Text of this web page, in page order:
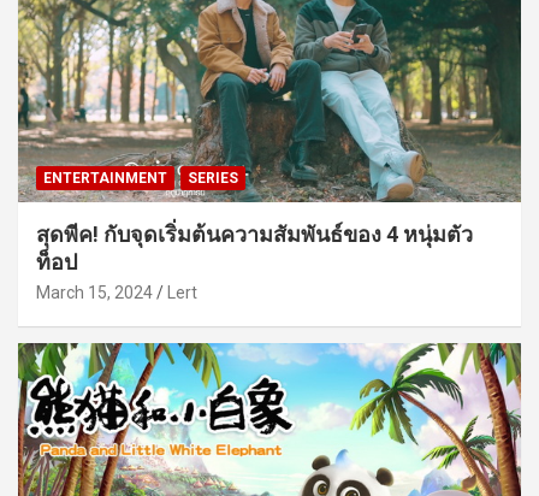
ENTERTAINMENT SERIES
สุดพีค! กับจุดเริ่มต้นความสัมพันธ์ของ 4 หนุ่มตัว
ท็อป
March 15, 2024 Lert